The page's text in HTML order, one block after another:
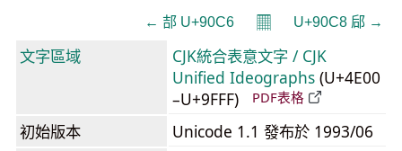
← 郆 U+90C6 𝄜 U+90C8 郈 →
文字區域
CJK統合表意文字 / CJK
Unified Ideographs (U+4E00
–U+9FFF)
PDF表格
初始版本
Unicode 1.1 發布於 1993/06